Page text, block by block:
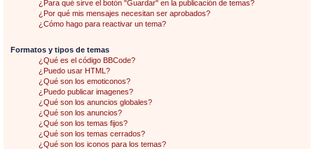
¿Para qué sirve el botón "Guardar" en la publicación de temas?
¿Por qué mis mensajes necesitan ser aprobados?
¿Cómo hago para reactivar un tema?
Formatos y tipos de temas
¿Qué es el código BBCode?
¿Puedo usar HTML?
¿Qué son los emoticonos?
¿Puedo publicar imagenes?
¿Qué son los anuncios globales?
¿Qué son los anuncios?
¿Qué son los temas fijos?
¿Qué son los temas cerrados?
¿Qué son los iconos para los temas?